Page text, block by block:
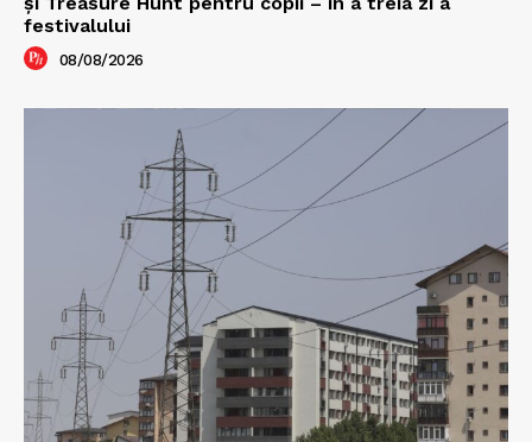
festivalului
08/08/2026